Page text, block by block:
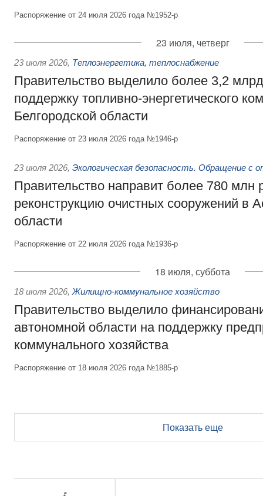
Распоряжение от 24 июля 2026 года №1952-р
23 июля, четверг
23 июля 2026, Теплоэнергетика, теплоснабжение
Правительство выделило более 3,2
поддержку топливно-энергетического
Белгородской области
Распоряжение от 23 июля 2026 года №1946-р
23 июля 2026, Экологическая безопасность. Обращение с
Правительство направит более 780 млн
реконструкцию очистных сооружений в
области
Распоряжение от 22 июля 2026 года №1936-р
18 июля, суббота
18 июля 2026, Жилищно-коммунальное хозяйство
Правительство выделило
автономной области на поддержку
коммунального хозяйства
Распоряжение от 18 июля 2026 года №1885-р
Показать еще